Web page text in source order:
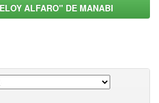
ALFARO" DE MANABI